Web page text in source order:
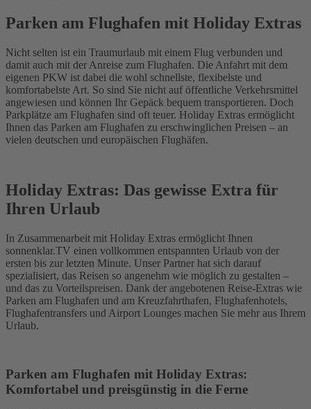
Parken am Flughafen mit Holiday Extras
Nicht selten ist ein Traumurlaub mit einem Flug verbunden und
damit auch mit der Anreise zum Flughafen. Die Anfahrt mit dem
eigenen PKW ist dabei die wohl schnellste, flexibelste und
komfortabelste Art. So sind Sie nicht auf öffentliche Verkehrsmittel
angewiesen und können Ihr Gepäck bequem transportieren. Doch
Parkplätze am Flughafen sind oft teuer. Holiday Extras ermöglicht
Ihnen das Parken am Flughafen zu erschwinglichen Preisen – an
vielen deutschen und europäischen Flughäfen.
Holiday Extras: Das gewisse Extra für
Ihren Urlaub
In Zusammenarbeit mit Holiday Extras ermöglicht Ihnen
sonnenklar.TV einen vollkommen entspannten Urlaub von der
ersten bis zur letzten Minute. Unser Partner hat sich darauf
spezialisiert, das Reisen so angenehm wie möglich zu gestalten –
und das zu Vorteilspreisen. Dank der angebotenen Reise-Extras wie
Parken am Flughafen und am Kreuzfahrthafen, Flughafenhotels,
Flughafentransfers und Airport Lounges machen Sie mehr aus Ihrem
Urlaub.
Parken am Flughafen mit Holiday Extras:
Komfortabel und preisgünstig in die Ferne